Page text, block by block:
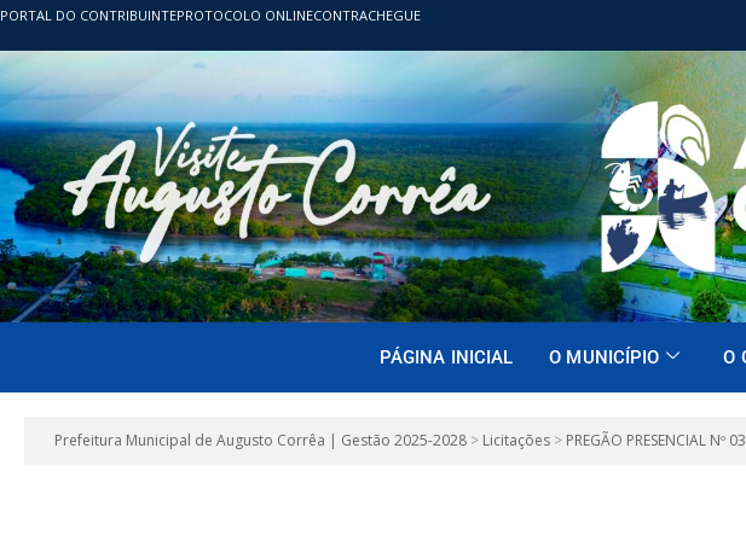
PORTAL DO CONTRIBUINTEPROTOCOLO ONLINECONTRACHEGUE
PÁGINA INICIAL O MUNICÍPIO O
Prefeitura Municipal de Augusto Corrêa | Gestão 2025-2028 > Licitações > PREGÃO PRESENCIAL Nº